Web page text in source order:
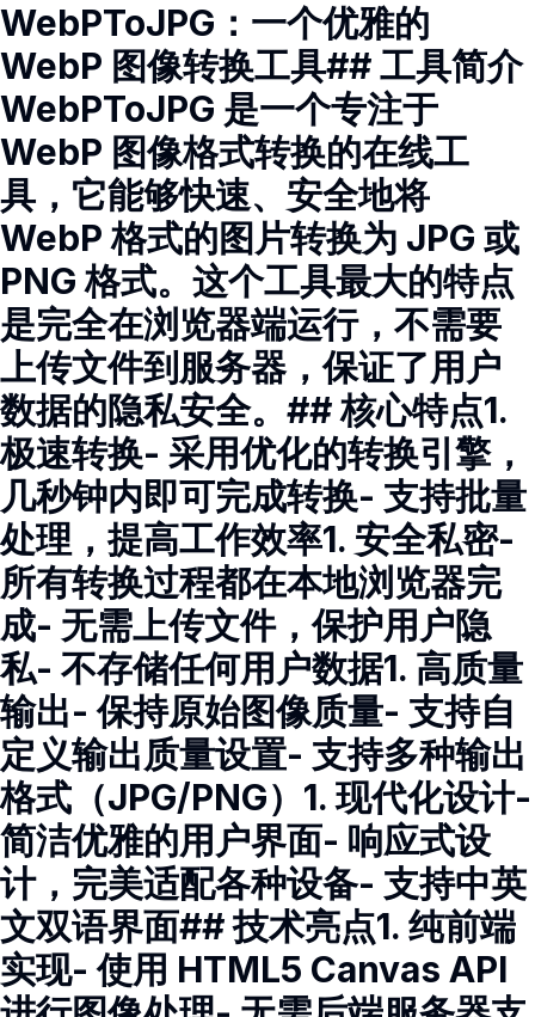
WebPToJPG：一个优雅的
WebP 图像转换工具## 工具简介
WebPToJPG 是一个专注于
WebP 图像格式转换的在线工
具，它能够快速、安全地将
WebP 格式的图片转换为 JPG 或
PNG 格式。这个工具最大的特点
是完全在浏览器端运行，不需要
上传文件到服务器，保证了用户
数据的隐私安全。## 核心特点1.
极速转换- 采用优化的转换引擎，
几秒钟内即可完成转换- 支持批量
处理，提高工作效率1. 安全私密-
所有转换过程都在本地浏览器完
成- 无需上传文件，保护用户隐
私- 不存储任何用户数据1. 高质量
输出- 保持原始图像质量- 支持自
定义输出质量设置- 支持多种输出
格式（JPG/PNG）1. 现代化设计-
简洁优雅的用户界面- 响应式设
计，完美适配各种设备- 支持中英
文双语界面## 技术亮点1. 纯前端
实现- 使用 HTML5 Canvas API